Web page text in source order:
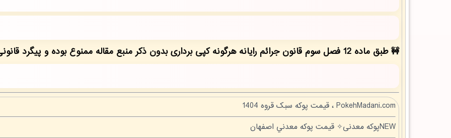
طبق ماده 12 فصل سوم قانون جرائم رایانه هرگونه کپی برداری بدون ذکر منبع مقاله ممنوع بوده و پیگرد قانونی دارد!
PokehMadani.com ، قیمت پوکه سبک قروه 1404
NEWپوکه معدنی✧ قيمت پوکه معدني اصفهان